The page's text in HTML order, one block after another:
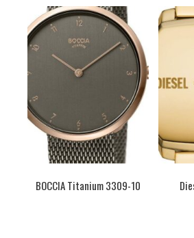
BOCCIA Titanium 3309-10